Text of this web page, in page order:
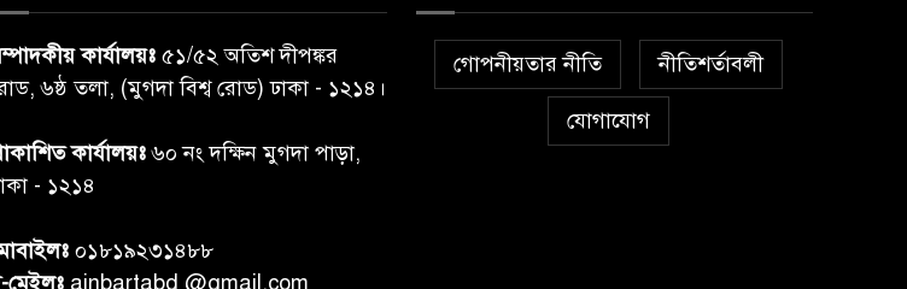
কার্যালয়ঃ ৫১/৫২ অতিশ দীপঙ্কর
৬ষ্ঠ তলা, (মুগদা বিশ্ব রোড) ঢাকা - ১২১৪।
কার্যালয়ঃ৬০ নং দক্ষিন মুগদা পাড়া,
- ১২১৪
০১৮১৯২৩১৪৮৮
মেইলঃ ainbartabd @gmail.com
গোপনীয়তার নীতি নীতিশর্তাবলী
যোগাযোগ